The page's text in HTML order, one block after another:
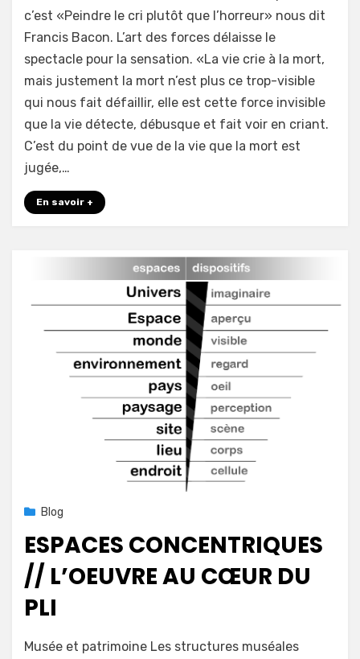
peinture
architecture
Bacon
x
Zevi
c’est «Peindre le cri plutôt que l’horreur» nous dit
Francis Bacon. L’art des forces délaisse le
spectacle pour la sensation. «La vie crie à la mort,
mais justement la mort n’est plus ce trop-visible
qui nous fait défaillir, elle est cette force invisible
que la vie détecte, débusque et fait voir en criant.
C’est du point de vue de la vie que la mort est
jugée,…
En savoir +
Posted19 avril 2020
Blog
ESPACES CONCENTRIQUES
// L’OEUVRE AU CŒUR DU
PLI
by mapconcept
Leave a comment
Musée et patrimoine Les structures muséales